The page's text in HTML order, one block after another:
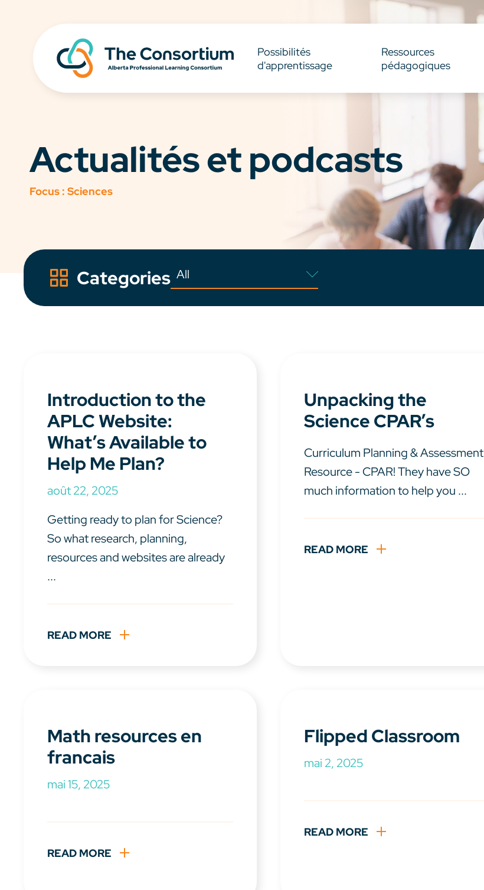
Possibilités
d'apprentissage
Ressources
pédagogiques
Actualités et podcasts
Focus : Sciences
Categories
Introduction to the
APLC Website:
What’s Available to
Help Me Plan?
août 22, 2025
Getting ready to plan for Science?
So what research, planning,
resources and websites are already
...
READ MORE
Unpacking the
Science CPAR’s
Curriculum Planning & Assessment
Resource - CPAR! They have SO
much information to help you ...
READ MORE
Math resources en
francais
mai 15, 2025
READ MORE
Flipped Classroom
mai 2, 2025
READ MORE